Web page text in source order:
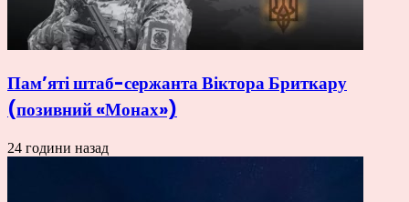
Пам’яті штаб-сержанта Віктора Бриткару
(позивний «Монах»)
24 години назад